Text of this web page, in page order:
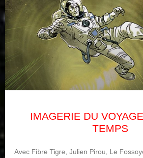
IMAGERIE DU
TEMPS
Avec Fibre Tigre, Julien Pirou, Le